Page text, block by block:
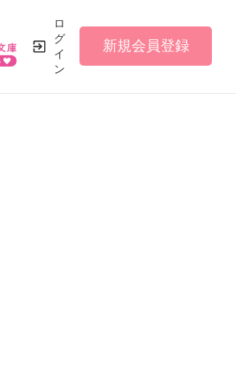
ロ
グ
イ
ン
新規会員登録